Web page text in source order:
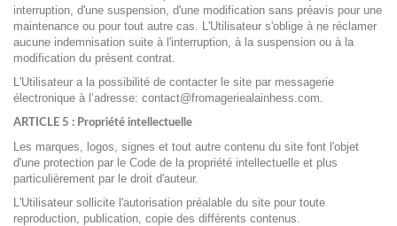
interruption, d'une suspension, d'une modification sans préavis pour une
maintenance ou pour tout autre cas. L'Utilisateur s'oblige à ne réclamer
aucune indemnisation suite à l'interruption, à la suspension ou à la
modification du présent contrat.
L'Utilisateur a la possibilité de contacter le site par messagerie
électronique à l’adresse: contact@fromageriealainhess.com.
ARTICLE 5 : Propriété intellectuelle
Les marques, logos, signes et tout autre contenu du site font l'objet
d'une protection par le Code de la propriété intellectuelle et plus
particulièrement par le droit d'auteur.
L'Utilisateur sollicite l'autorisation préalable du site pour toute
reproduction, publication, copie des différents contenus.